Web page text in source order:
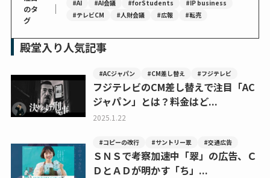
のタ
グ
｜ #AI #AI会議 #forStudents
#IP business
#テレビCM
#人財会議 #広報 #転売
殿堂入り人気記事
#ACジャパン #CM差し替え #フジテレビ
フジテレビのCM差し替えで注目「AC
ジャパン」とは？料金はど...
2025.1.22
#コピーの改行 #サントリー翠 #交通広告
ＳＮＳで考察加速中「翠」の広告、Ｃ
ＤとＡＤが明かす「ち」...